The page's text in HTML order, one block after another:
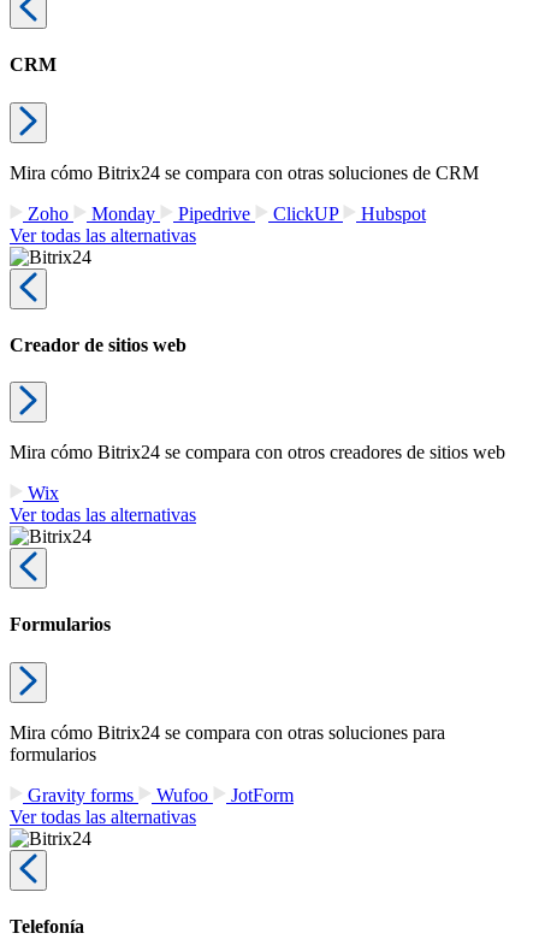
CRM
Mira cómo Bitrix24 se compara con otras soluciones de CRM
Zoho
Monday Pipedrive ClickUP
Hubspot
Ver todas las alternativas
Creador de sitios web
Mira cómo Bitrix24 se compara con otros creadores de sitios web
Wix
Ver todas las alternativas
Formularios
Mira cómo Bitrix24 se compara con otras soluciones para
formularios
Gravity forms
Wufoo
JotForm
Ver todas las alternativas
Telefonía